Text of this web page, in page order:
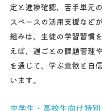
定と進捗確認、苦手単元
スペースの活用支援など
組みは、生徒の学習習慣
えば、週ごとの課題管理
を通じて、学ぶ意欲と自
います。
中学生・高校生向け特